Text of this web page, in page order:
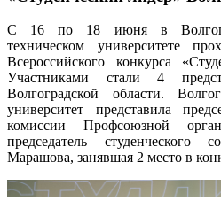
С 16 по 18 июня в
техническом университете
Всероссийского конкурса
Участниками стали 4
Волгоградской области.
университет представила
комиссии Профсоюзной
председатель
Марашова, занявшая 2 место в